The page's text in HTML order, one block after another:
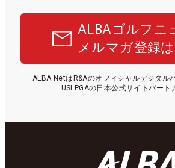
ALBAゴルフニ
メルマガ登録
ALBA NetはR&Aのオフィシャルデジタル
USLPGAの日本公式サイトパート